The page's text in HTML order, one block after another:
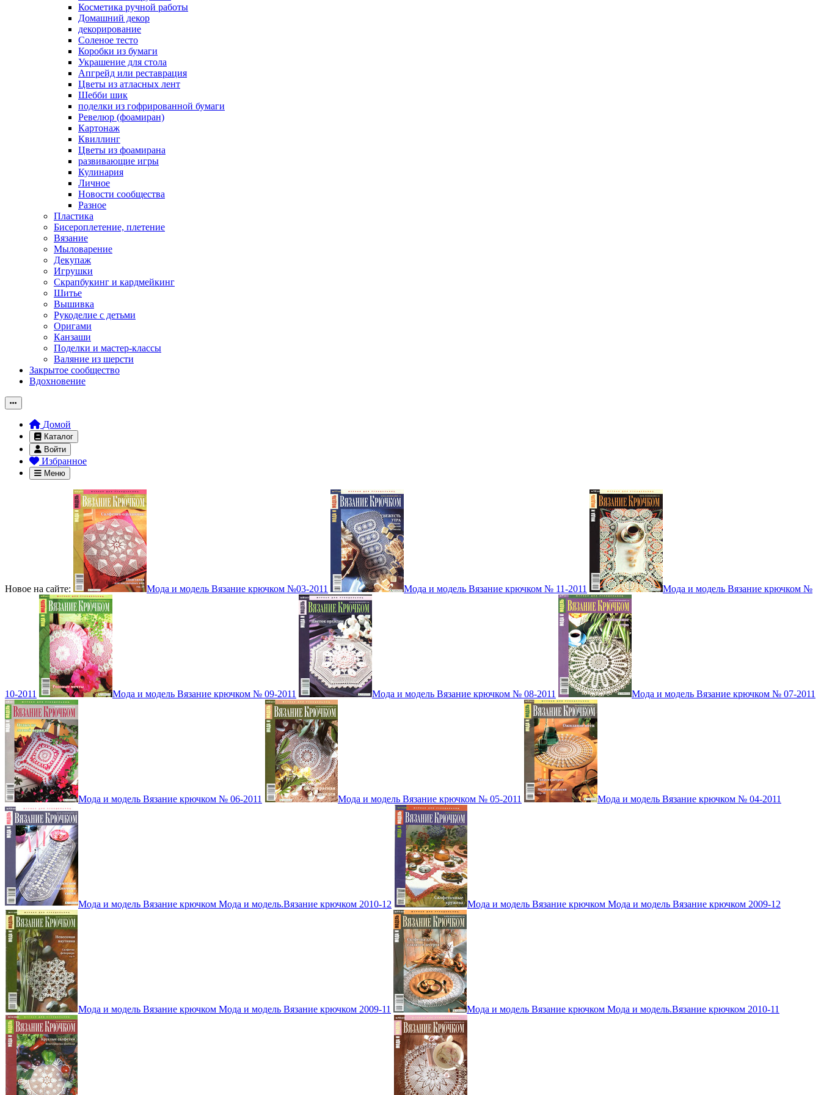
Косметика ручной работы
Домашний декор
декорирование
Соленое тесто
Коробки из бумаги
Украшение для стола
Апгрейд или реставрация
Цветы из атласных лент
Шебби шик
поделки из гофрированной бумаги
Ревелюр (фоамиран)
Картонаж
Квиллинг
Цветы из фоамирана
развивающие игры
Кулинария
Личное
Новости сообщества
Разное
Пластика
Бисероплетение, плетение
Вязание
Мыловарение
Декупаж
Игрушки
Скрапбукинг и кардмейкинг
Шитье
Вышивка
Рукоделие с детьми
Оригами
Канзаши
Поделки и мастер-классы
Валяние из шерсти
Закрытое сообщество
Вдохновение
Домой
Каталог
Войти
Избранное
Меню
Новое на сайте: Мода и модель Вязание крючком №03-2011 Мода и модель Вязание крючком № 11-2011 Мода и модель Вязание крючком №
10-2011 Мода и модель Вязание крючком № 09-2011 Мода и модель Вязание крючком № 08-2011 Мода и модель Вязание крючком № 07-2011
Мода и модель Вязание крючком № 06-2011 Мода и модель Вязание крючком № 05-2011 Мода и модель Вязание крючком № 04-2011
Мода и модель Вязание крючком Мода и модель.Вязание крючком 2010-12 Мода и модель Вязание крючком Мода и модель Вязание крючком 2009-12
Мода и модель Вязание крючком Мода и модель Вязание крючком 2009-11 Мода и модель Вязание крючком Мода и модель.Вязание крючком 2010-11